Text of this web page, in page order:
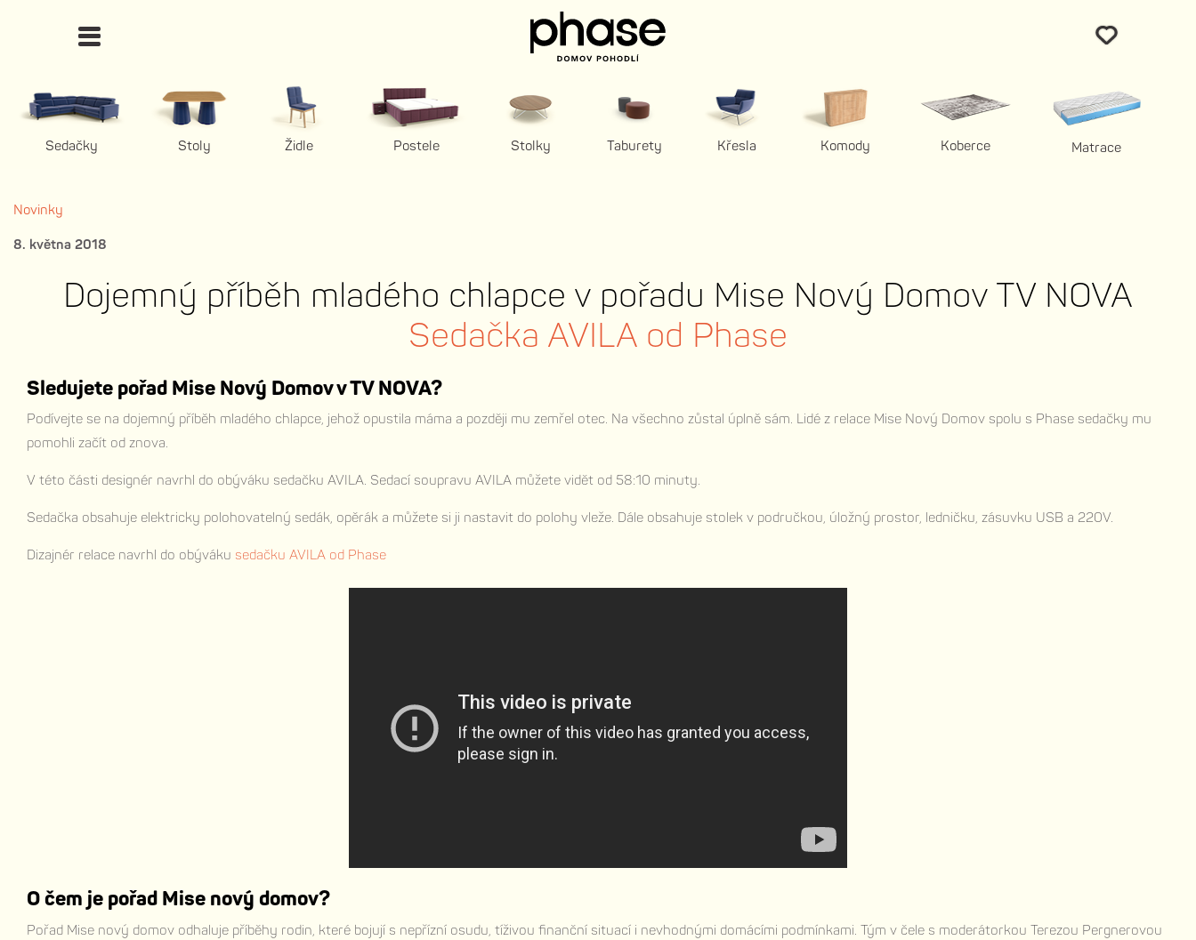
Sedačky Stoly Židle Postele Stolky Taburety Křesla Komody Koberce Matrace
Novinky
8. května 2018
Dojemný příběh mladého chlapce v pořadu Mise Nový Domov TV NOVA
Sedačka AVILA od Phase
Sledujete pořad Mise Nový Domov v TV NOVA?
Podívejte se na dojemný příběh mladého chlapce, jehož opustila máma a později mu zemřel otec. Na všechno zůstal úplně sám. Lidé z relace Mise Nový Domov spolu s Phase sedačky mu
pomohli začít od znova.
V této části designér navrhl do obýváku sedačku AVILA. Sedací soupravu AVILA můžete vidět od 58:10 minuty.
Sedačka obsahuje elektricky polohovatelný sedák, opěrák a můžete si ji nastavit do polohy vleže. Dále obsahuje stolek v područkou, úložný prostor, ledničku, zásuvku USB a 220V.
Dizajnér relace navrhl do obýváku sedačku AVILA od Phase
O čem je pořad Mise nový domov?
Pořad Mise nový domov odhaluje příběhy rodin, které bojují s nepřízní osudu, tíživou finanční situací i nevhodnými domácími podmínkami. Tým v čele s moderátorkou Terezou Pergnerovou